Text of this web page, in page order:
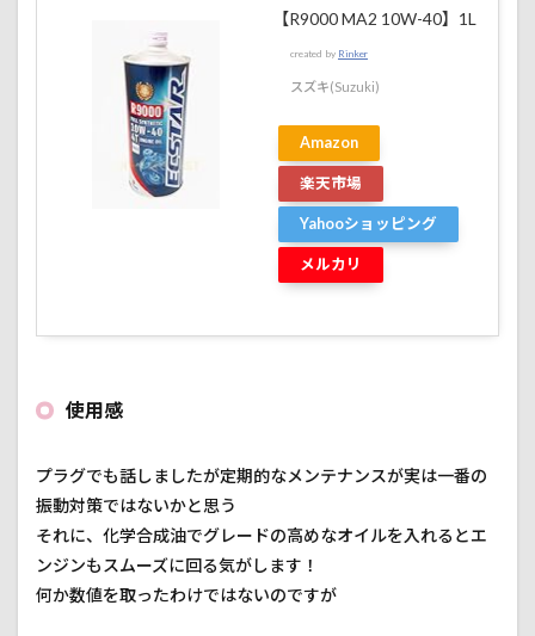
【R9000 MA2 10W-40】1L
created by Rinker
スズキ(Suzuki)
Amazon
楽天市場
Yahooショッピング
メルカリ
使用感
プラグでも話しましたが定期的なメンテナンスが実は一番の
振動対策ではないかと思う
それに、化学合成油でグレードの高めなオイルを入れるとエ
ンジンもスムーズに回る気がします！
何か数値を取ったわけではないのですが